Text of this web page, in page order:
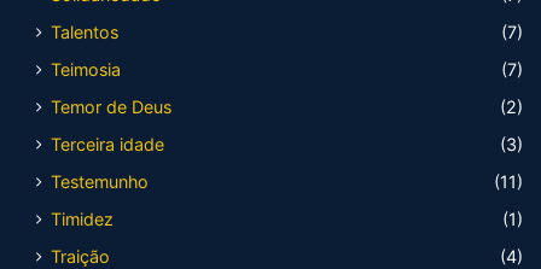
Talentos
(7)
Teimosia
(7)
Temor de Deus
(2)
Terceira idade
(3)
Testemunho
(11)
Timidez
(1)
Traição
(4)